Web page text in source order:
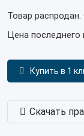
Товар
Цена последнего
Купить в 1
Скачать